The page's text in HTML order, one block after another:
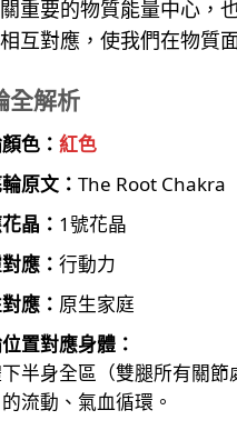
重要的物質能量中心，
互對應，使我們在物質
全解析
色： 紅色
原文： The Root Chakra
晶： 1號花晶
應： 行動力
應： 原生家庭
置對應身體：
半身全區（雙腿所有關
流動、氣血循環。